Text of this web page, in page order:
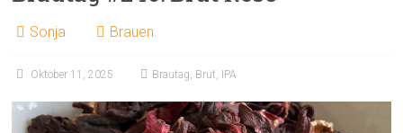
Sonja Brauen
Oktober 11, 2025 Brautag, Brut, IPA